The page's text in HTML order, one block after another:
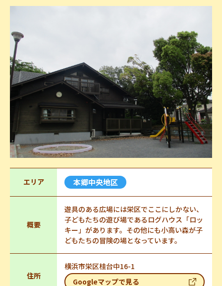
エリア 本郷中央地区
概要
遊具のある広場には栄区でここにしかない、
子どもたちの遊び場であるログハウス「ロッ
キー」があります。その他にも小高い森が子
どもたちの冒険の場となっています。
住所
横浜市栄区桂台中16-1
Googleマップで見る